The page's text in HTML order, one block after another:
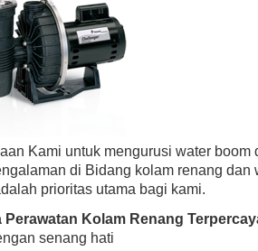
Kami untuk mengurusi water boom
di Bidang kolam renang dan
prioritas utama bagi kami.
Kolam Renang
senang hati